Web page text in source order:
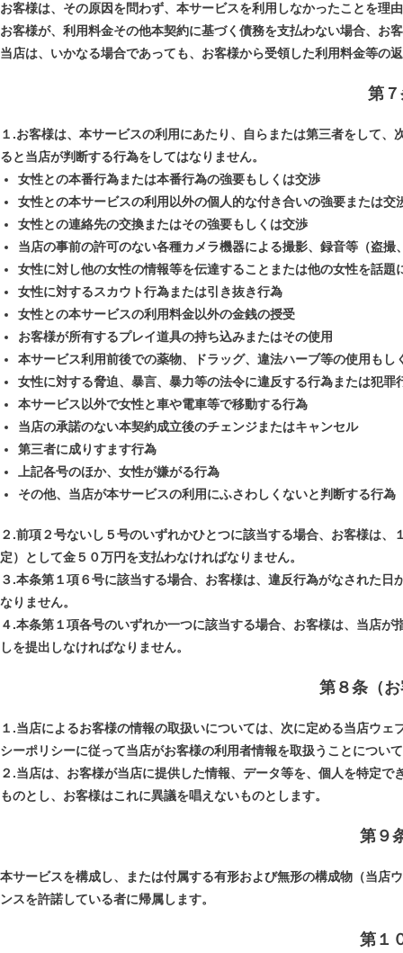
お客様は、その原因を問わず、本サービスを利用しなかったことを理
お客様が、利用料金その他本契約に基づく債務を支払わない場合、お
当店は、いかなる場合であっても、お客様から受領した利用料金等の
第
１.お客様は、本サービスの利用にあたり、自らまたは第三者をして
ると当店が判断する行為をしてはなりません。
女性との本番行為または本番行為の強要もしくは交渉
女性との本サービスの利用以外の個人的な付き合いの強要または交
女性との連絡先の交換またはその強要もしくは交渉
当店の事前の許可のない各種カメラ機器による撮影、録音等（盗撮
女性に対し他の女性の情報等を伝達することまたは他の女性を話題
女性に対するスカウト行為または引き抜き行為
女性との本サービスの利用料金以外の金銭の授受
お客様が所有するプレイ道具の持ち込みまたはその使用
本サービス利用前後での薬物、ドラッグ、違法ハーブ等の使用も
女性に対する脅迫、暴言、暴力等の法令に違反する行為または犯罪
本サービス以外で女性と車や電車等で移動する行為
当店の承諾のない本契約成立後のチェンジまたはキャンセル
第三者に成りすます行為
上記各号のほか、女性が嫌がる行為
その他、当店が本サービスの利用にふさわしくないと判断する行為
２.前項２号ないし５号のいずれかひとつに該当する場合、お客様は
定）として金５０万円を支払わなければなりません。
３.本条第１項６号に該当する場合、お客様は、違反行為がなされた
なりません。
４.本条第１項各号のいずれか一つに該当する場合、お客様は、当店
しを提出しなければなりません。
第８条（
１.当店によるお客様の情報の取扱いについては、次に定める当店ウ
シーポリシーに従って当店がお客様の利用者情報を取扱うことについ
２.当店は、お客様が当店に提供した情報、データ等を、個人を特定
ものとし、お客様はこれに異議を唱えないものとします。
第９
本サービスを構成し、または付属する有形および無形の構成物（当店
ンスを許諾している者に帰属します。
第１